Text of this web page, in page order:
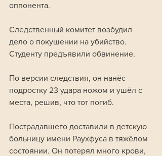
оппонента.
Следственный комитет возбудил
дело о покушении на убийство.
Студенту предъявили обвинение.
По версии следствия, он нанёс
подростку 23 удара ножом и ушёл с
места, решив, что тот погиб.
Пострадавшего доставили в детскую
больницу имени Раухфуса в тяжёлом
состоянии. Он потерял много крови,